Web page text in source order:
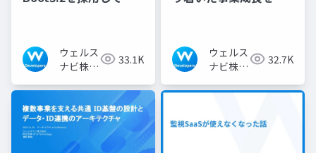
ウェルス
ナビ株式
術広報チ
ーム
33.1K
ウェルス
ナビ株式
術広報チ
32.7K